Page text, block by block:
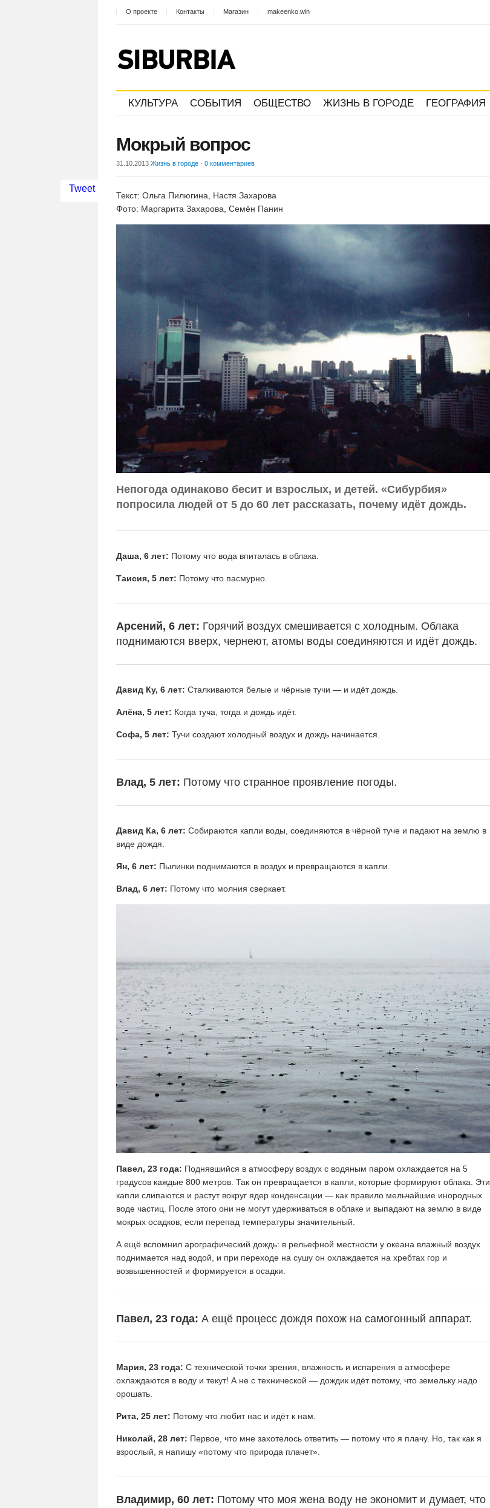
О проекте Контакты Магазин makeenko.win
КУЛЬТУРА СОБЫТИЯ ОБЩЕСТВО ЖИЗНЬ В ГОРОДЕ ГЕОГРАФИЯ
Мокрый вопрос
31.10.2013 Жизнь в городе · 0 комментариев
Текст: Ольга Пилюгина, Настя Захарова
Фото: Маргарита Захарова, Семён Панин
Непогода одинаково бесит и взрослых, и детей. «Сибурбия»
попросила людей от 5 до 60 лет рассказать, почему идёт дождь.
Даша, 6 лет: Потому что вода впиталась в облака.
Таисия, 5 лет: Потому что пасмурно.
Арсений, 6 лет: Горячий воздух смешивается с холодным. Облака
поднимаются вверх, чернеют, атомы воды соединяются и идёт дождь.
Давид Ку, 6 лет: Сталкиваются белые и чёрные тучи — и идёт дождь.
Алёна, 5 лет: Когда туча, тогда и дождь идёт.
Софа, 5 лет: Тучи создают холодный воздух и дождь начинается.
Влад, 5 лет: Потому что странное проявление погоды.
Давид Ка, 6 лет: Собираются капли воды, соединяются в чёрной туче и падают на землю в
виде дождя.
Ян, 6 лет: Пылинки поднимаются в воздух и превращаются в капли.
Влад, 6 лет: Потому что молния сверкает.
Павел, 23 года: Поднявшийся в атмосферу воздух с водяным паром охлаждается на 5
градусов каждые 800 метров. Так он превращается в капли, которые формируют облака. Эти
капли слипаются и растут вокруг ядер конденсации — как правило мельчайшие инородных
воде частиц. После этого они не могут удерживаться в облаке и выпадают на землю в виде
мокрых осадков, если перепад температуры значительный.
А ещё вспомнил арографический дождь: в рельефной местности у океана влажный воздух
поднимается над водой, и при переходе на сушу он охлаждается на хребтах гор и
возвышенностей и формируется в осадки.
Павел, 23 года: А ещё процесс дождя похож на самогонный аппарат.
Мария, 23 года: С технической точки зрения, влажность и испарения в атмосфере
охлаждаются в воду и текут! А не с технической — дождик идёт потому, что земельку надо
орошать.
Рита, 25 лет: Потому что любит нас и идёт к нам.
Николай, 28 лет: Первое, что мне захотелось ответить — потому что я плачу. Но, так как я
взрослый, я напишу «потому что природа плачет».
Владимир, 60 лет: Потому что моя жена воду не экономит и думает, что
Tweet